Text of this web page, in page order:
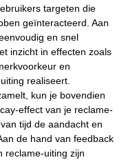
targeten die
geïnteracteerd. Aan
en snel
inzicht in effecten zoals
en
realiseert.
kun je bovendien
effect van je reclame-
tijd de aandacht en
de hand van feedback
reclame-uiting zijn